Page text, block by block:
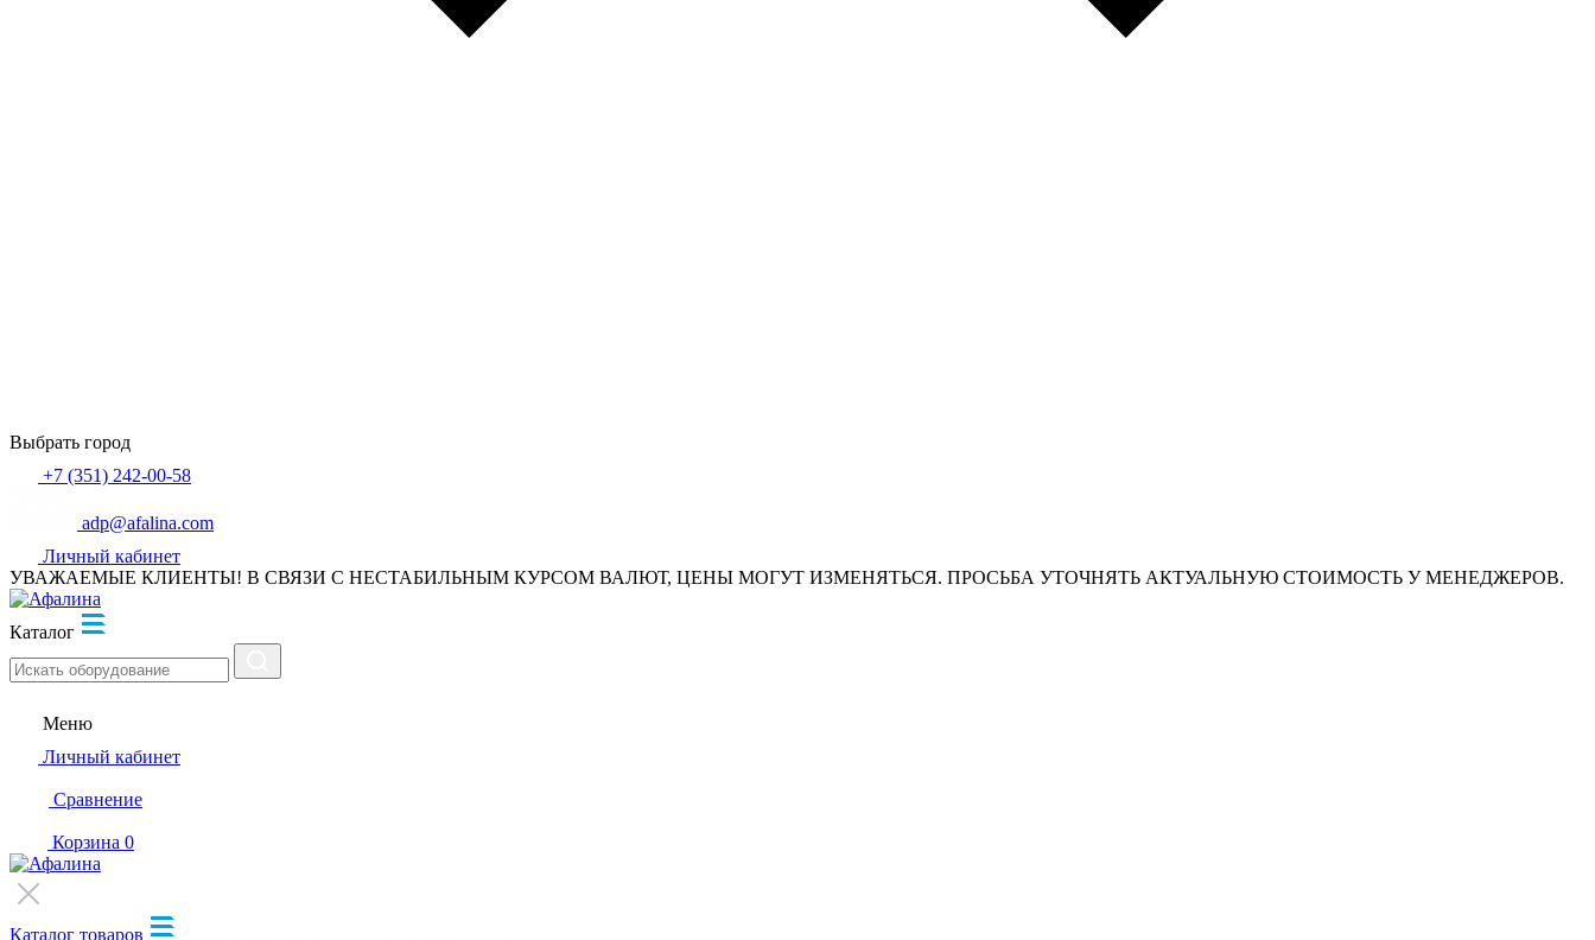
Выбрать город
+7 (351) 242-00-58
adp@afalina.com
Личный кабинет
УВАЖАЕМЫЕ КЛИЕНТЫ! В СВЯЗИ С НЕСТАБИЛЬНЫМ КУРСОМ ВАЛЮТ, ЦЕНЫ МОГУТ ИЗМЕНЯТЬСЯ. ПРОСЬБА УТОЧНЯТЬ АКТУАЛЬНУЮ СТОИМОСТЬ У МЕНЕДЖЕРОВ.
Каталог
Меню
Личный кабинет
Сравнение
Корзина 0
Каталог товаров